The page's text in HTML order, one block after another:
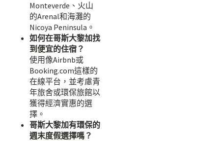
Monteverde、火山
的Arenal和海灘的
Nicoya Peninsula。
如何在哥斯大黎加找
到便宜的住宿？
使用像Airbnb或
Booking.com這樣的
在線平台，並考慮青
年旅舍或環保旅館以
獲得經濟實惠的選
擇。
哥斯大黎加有環保的
週末度假選擇嗎？